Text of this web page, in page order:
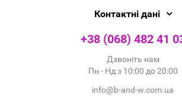
Контактні дані
+38 (068) 482 41
Дзвоніть нам
Пн - Нд з 10:00 до 20:00
info@b-and-w.com.ua